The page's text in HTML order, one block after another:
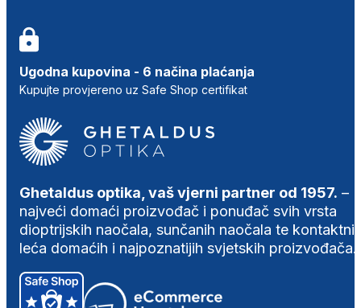
Ugodna kupovina - 6 načina plaćanja
Kupujte provjereno uz Safe Shop certifikat
Ghetaldus optika, vaš vjerni partner od 1957. –
najveći domaći proizvođač i ponuđač svih vrsta
dioptrijskih naočala, sunčanih naočala te
leća domaćih i najpoznatijih svjetskih proizvođača.